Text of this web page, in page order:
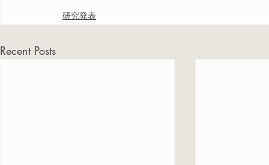
研究発表
Recent Posts